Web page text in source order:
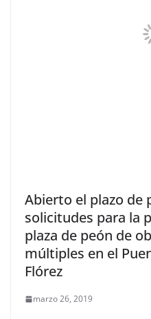
Abierto el plazo de
solicitudes para la
plaza de peón de
múltiples en el
Flórez
marzo 26, 2019